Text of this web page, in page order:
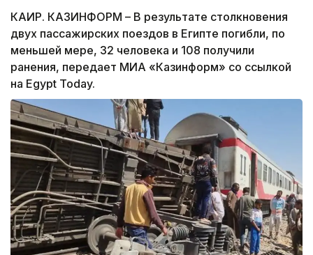
КАИР. КАЗИНФОРМ – В результате столкновения
двух пассажирских поездов в Египте погибли, по
меньшей мере, 32 человека и 108 получили
ранения, передает МИА «Казинформ» со ссылкой
на Egypt Today.